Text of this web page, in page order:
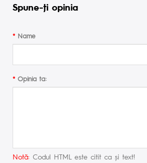
Spune-ţi opinia
Name
Opinia ta:
Notă: Codul HTML este citit ca şi text!